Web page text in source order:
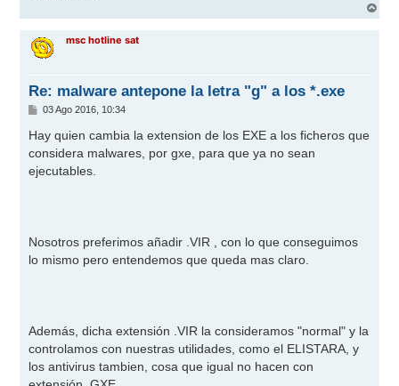
r
msc hotline sat
Re: malware antepone la letra "g" a los *.exe
M
n
s
a
e
03 Ago 2016, 10:34
Hay quien cambia la extension de los EXE a los ficheros que
considera malwares, por gxe, para que ya no sean
ejecutables.
Nosotros preferimos añadir .VIR , con lo que conseguimos
lo mismo pero entendemos que queda mas claro.
Además, dicha extensión .VIR la consideramos "normal" y la
controlamos con nuestras utilidades, como el ELISTARA, y
los antivirus tambien, cosa que igual no hacen con